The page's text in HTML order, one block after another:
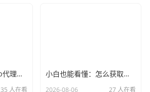
2026年有什么好的ip代理软件？亲测后我只推荐这几个
35 人在看
小白也能看懂：怎么获取代理ip和端口号，一步步教会你
2026-08-06 27 人在看